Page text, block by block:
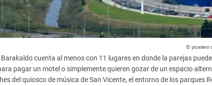
El 'picadero'
Barakaldo cuenta al menos con 11 lugares en donde la parejas
pagar un motel o simplemente quieren gozar de un espacio
del quiosco de música de San Vicente, el entorno de los parques